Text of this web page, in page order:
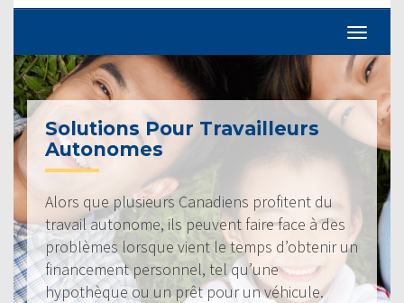
Solutions Pour Travailleurs
Autonomes
Alors que plusieurs Canadiens profitent du
travail autonome, ils peuvent faire face à des
problèmes lorsque vient le temps d’obtenir un
financement personnel, tel qu’une
hypothèque ou un prêt pour un véhicule.